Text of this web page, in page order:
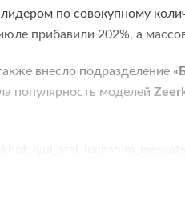
по совокупному
прибавили 202%, а
внесло подразделение
популярность моделей